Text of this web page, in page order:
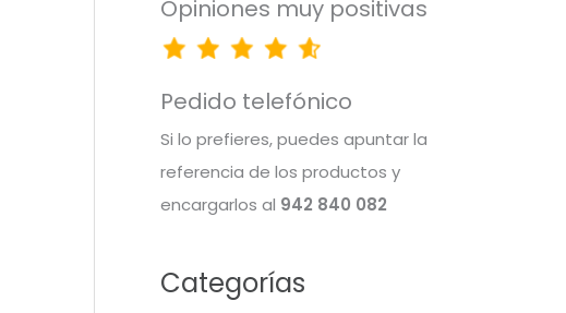
Opiniones muy positivas
Pedido telefónico
Si lo prefieres, puedes apuntar la
referencia de los productos y
encargarlos al 942 840 082
Categorías